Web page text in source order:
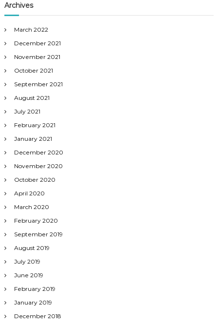
Archives
March 2022
December 2021
November 2021
October 2021
September 2021
August 2021
July 2021
February 2021
January 2021
December 2020
November 2020
October 2020
April 2020
March 2020
February 2020
September 2019
August 2019
July 2019
June 2019
February 2019
January 2019
December 2018